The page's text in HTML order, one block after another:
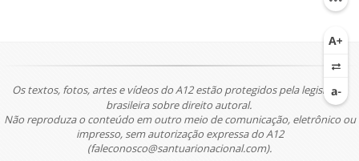
Os textos, fotos, artes e vídeos do A12 estão protegidos pela legislação
brasileira sobre direito autoral.
Não reproduza o conteúdo em outro meio de comunicação, eletrônico ou
impresso, sem autorização expressa do A12
(faleconosco@santuarionacional.com).